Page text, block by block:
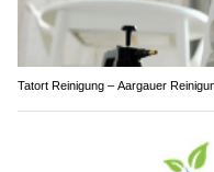
Tatort Reinigung – Aargauer